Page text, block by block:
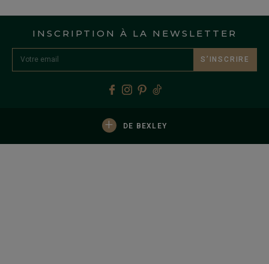
INSCRIPTION À LA NEWSLETTER
S’INSCRIRE
+ DE BEXLEY